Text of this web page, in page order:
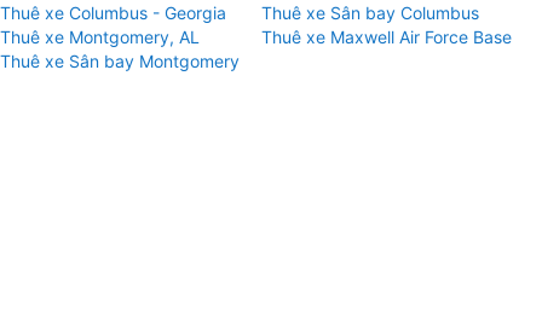
Thuê xe Columbus - Georgia
Thuê xe Sân bay Columbus
Thuê xe Montgomery, AL
Thuê xe Maxwell Air Force Base
Thuê xe Sân bay Montgomery